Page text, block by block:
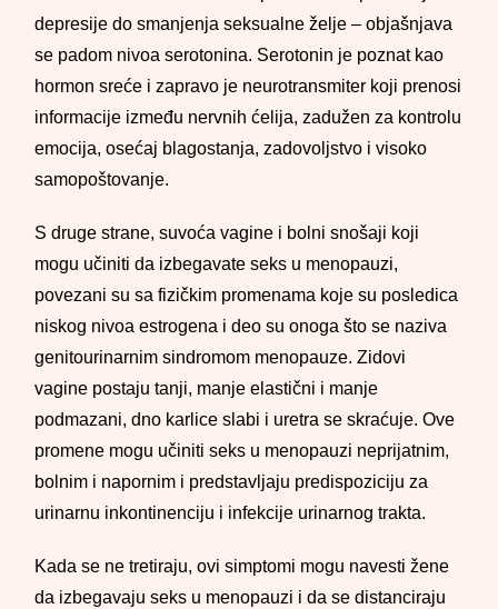
depresije do smanjenja seksualne želje – objašnjava
se padom nivoa serotonina. Serotonin je poznat kao
hormon sreće i zapravo je neurotransmiter koji prenosi
informacije između nervnih ćelija, zadužen za kontrolu
emocija, osećaj blagostanja, zadovoljstvo i visoko
samopoštovanje.
S druge strane, suvoća vagine i bolni snošaji koji
mogu učiniti da izbegavate seks u menopauzi,
povezani su sa fizičkim promenama koje su posledica
niskog nivoa estrogena i deo su onoga što se naziva
genitourinarnim sindromom menopauze. Zidovi
vagine postaju tanji, manje elastični i manje
podmazani, dno karlice slabi i uretra se skraćuje. Ove
promene mogu učiniti seks u menopauzi neprijatnim,
bolnim i napornim i predstavljaju predispoziciju za
urinarnu inkontinenciju i infekcije urinarnog trakta.
Kada se ne tretiraju, ovi simptomi mogu navesti žene
da izbegavaju seks u menopauzi i da se distanciraju